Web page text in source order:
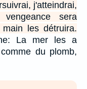
j'atteindrai,
sera
les détruira.
La mer les a
du plomb,